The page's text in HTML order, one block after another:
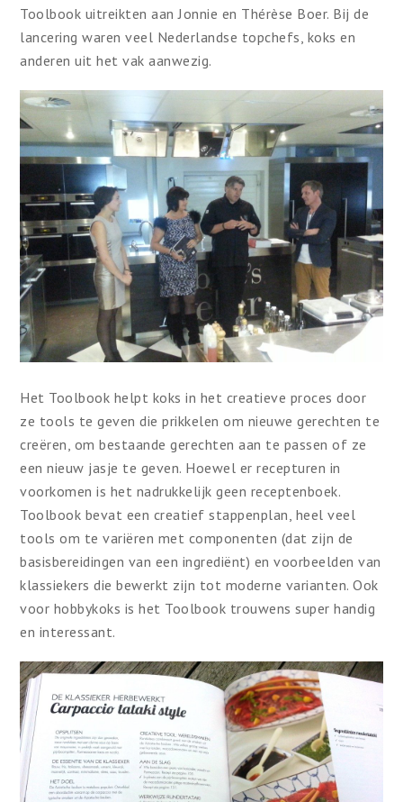
Toolbook uitreikten aan Jonnie en Thérèse Boer. Bij de
lancering waren veel Nederlandse topchefs, koks en
anderen uit het vak aanwezig.
Het Toolbook helpt koks in het creatieve proces door
ze tools te geven die prikkelen om nieuwe gerechten te
creëren, om bestaande gerechten aan te passen of ze
een nieuw jasje te geven. Hoewel er recepturen in
voorkomen is het nadrukkelijk geen receptenboek.
Toolbook bevat een creatief stappenplan, heel veel
tools om te variëren met componenten (dat zijn de
basisbereidingen van een ingrediënt) en voorbeelden van
klassiekers die bewerkt zijn tot moderne varianten. Ook
voor hobbykoks is het Toolbook trouwens super handig
en interessant.